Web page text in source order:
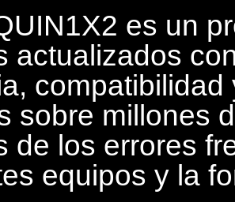
es un
actualizados
sobre millones
de los errores
equipos y la